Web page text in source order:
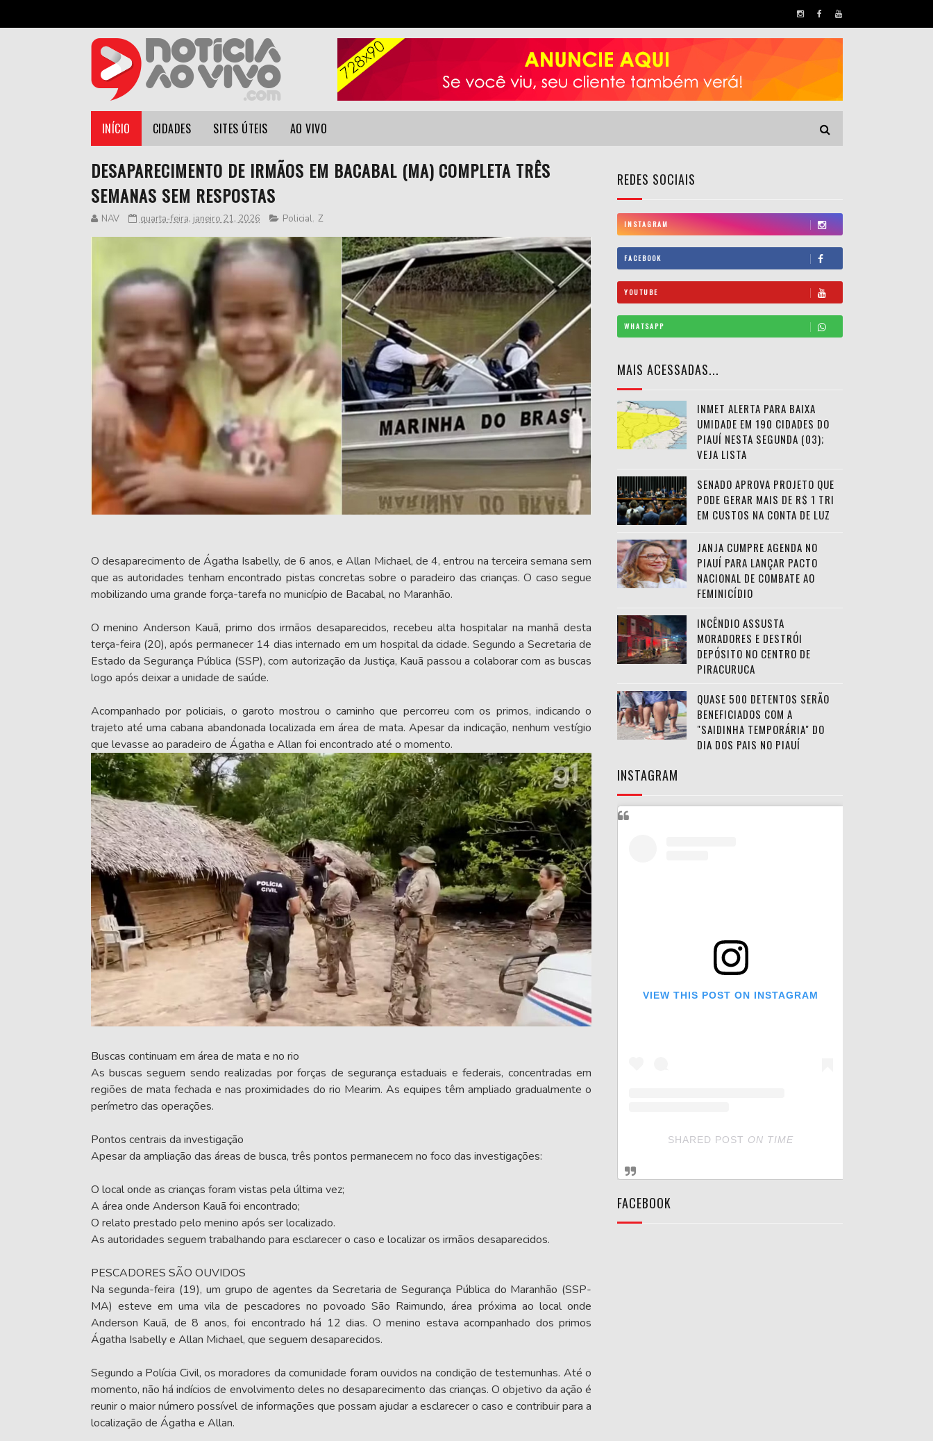
INÍCIO CIDADES SITES ÚTEIS AO VIVO
DESAPARECIMENTO DE IRMÃOS EM BACABAL (MA) COMPLETA TRÊS
SEMANAS SEM RESPOSTAS
NAV quarta-feira, janeiro 21, 2026 Policial, Z
O desaparecimento de Ágatha Isabelly, de 6 anos, e Allan Michael, de 4, entrou na terceira semana sem
que as autoridades tenham encontrado pistas concretas sobre o paradeiro das crianças. O caso segue
mobilizando uma grande força-tarefa no município de Bacabal, no Maranhão.
O menino Anderson Kauã, primo dos irmãos desaparecidos, recebeu alta hospitalar na manhã desta
terça-feira (20), após permanecer 14 dias internado em um hospital da cidade. Segundo a Secretaria de
Estado da Segurança Pública (SSP), com autorização da Justiça, Kauã passou a colaborar com as buscas
logo após deixar a unidade de saúde.
Acompanhado por policiais, o garoto mostrou o caminho que percorreu com os primos, indicando o
trajeto até uma cabana abandonada localizada em área de mata. Apesar da indicação, nenhum vestígio
que levasse ao paradeiro de Ágatha e Allan foi encontrado até o momento.
Buscas continuam em área de mata e no rio
As buscas seguem sendo realizadas por forças de segurança estaduais e federais, concentradas em
regiões de mata fechada e nas proximidades do rio Mearim. As equipes têm ampliado gradualmente o
perímetro das operações.
Pontos centrais da investigação
Apesar da ampliação das áreas de busca, três pontos permanecem no foco das investigações:
O local onde as crianças foram vistas pela última vez;
A área onde Anderson Kauã foi encontrado;
O relato prestado pelo menino após ser localizado.
As autoridades seguem trabalhando para esclarecer o caso e localizar os irmãos desaparecidos.
PESCADORES SÃO OUVIDOS
Na segunda-feira (19), um grupo de agentes da Secretaria de Segurança Pública do Maranhão (SSP-
MA) esteve em uma vila de pescadores no povoado São Raimundo, área próxima ao local onde
Anderson Kauã, de 8 anos, foi encontrado há 12 dias. O menino estava acompanhado dos primos
Ágatha Isabelly e Allan Michael, que seguem desaparecidos.
Segundo a Polícia Civil, os moradores da comunidade foram ouvidos na condição de testemunhas. Até o
momento, não há indícios de envolvimento deles no desaparecimento das crianças. O objetivo da ação é
reunir o maior número possível de informações que possam ajudar a esclarecer o caso e contribuir para a
localização de Ágatha e Allan.
REDES SOCIAIS
INSTAGRAM
FACEBOOK
YOUTUBE
WHATSAPP
MAIS ACESSADAS...
INMET ALERTA PARA BAIXA
UMIDADE EM 190 CIDADES DO
PIAUÍ NESTA SEGUNDA (03);
VEJA LISTA
SENADO APROVA PROJETO QUE
PODE GERAR MAIS DE R$ 1 TRI
EM CUSTOS NA CONTA DE LUZ
JANJA CUMPRE AGENDA NO
PIAUÍ PARA LANÇAR PACTO
NACIONAL DE COMBATE AO
FEMINICÍDIO
INCÊNDIO ASSUSTA
MORADORES E DESTRÓI
DEPÓSITO NO CENTRO DE
PIRACURUCA
QUASE 500 DETENTOS SERÃO
BENEFICIADOS COM A
"SAIDINHA TEMPORÁRIA" DO
DIA DOS PAIS NO PIAUÍ
INSTAGRAM
VIEW THIS POST ON INSTAGRAM
SHARED POST ON TIME
FACEBOOK